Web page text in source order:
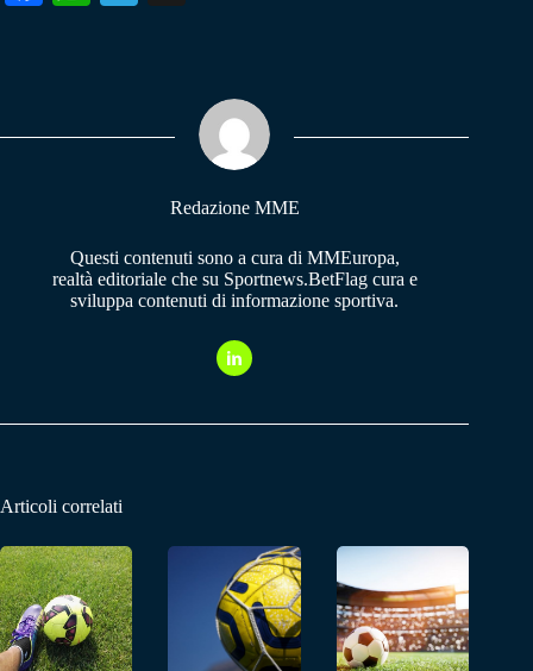
pp m
Redazione MME
Questi contenuti sono a cura di MMEuropa,
realtà editoriale che su Sportnews.BetFlag cura e
sviluppa contenuti di informazione sportiva.
Articoli correlati